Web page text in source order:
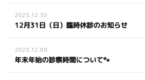
2023.12.30
12月31日（日）臨時休診のお知らせ
2023.12.09
年末年始の診察時間について🐾